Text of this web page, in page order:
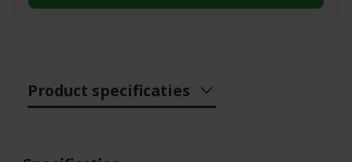
Product specificaties